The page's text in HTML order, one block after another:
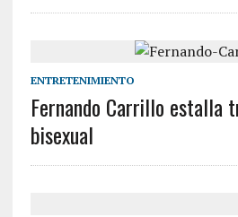
ENTRETENIMIENTO
Fernando Carrillo estalla
bisexual